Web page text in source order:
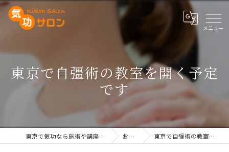
東京で自彊術の教室を開く予定
です
東京で気功なら施術や講座を行う気功サロン お知らせ 東京で自彊術の教室を開く予定です